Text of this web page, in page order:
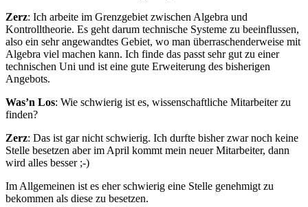
Zerz: Ich arbeite im Grenzgebiet zwischen Algebra und
Kontrolltheorie. Es geht darum technische Systeme zu beeinflussen,
also ein sehr angewandtes Gebiet, wo man überraschenderweise mit
Algebra viel machen kann. Ich finde das passt sehr gut zu einer
technischen Uni und ist eine gute Erweiterung des bisherigen
Angebots.
Was’n Los: Wie schwierig ist es, wissenschaftliche Mitarbeiter zu
finden?
Zerz: Das ist gar nicht schwierig. Ich durfte bisher zwar noch keine
Stelle besetzen aber im April kommt mein neuer Mitarbeiter, dann
wird alles besser ;-)
Im Allgemeinen ist es eher schwierig eine Stelle genehmigt zu
bekommen als diese zu besetzen.